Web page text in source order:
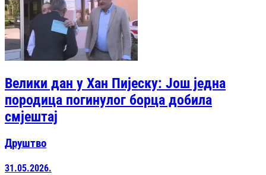
Велики дан у Хан Пијеску: Још једна
породица погинулог борца добила
смјештај
Друштво
31.05.2026.